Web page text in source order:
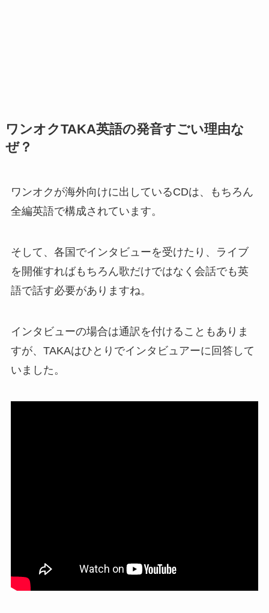
ワンオクTAKA英語の発音すごい理由な
ぜ？
ワンオクが海外向けに出しているCDは、もちろん
全編英語で構成されています。
そして、各国でインタビューを受けたり、ライブ
を開催すればもちろん歌だけではなく会話でも英
語で話す必要がありますね。
インタビューの場合は通訳を付けることもありま
すが、TAKAはひとりでインタビュアーに回答して
いました。